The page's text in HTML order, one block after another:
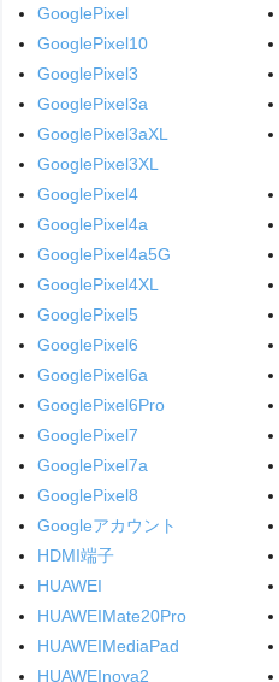
GooglePixel
GooglePixel10
GooglePixel3
GooglePixel3a
GooglePixel3aXL
GooglePixel3XL
GooglePixel4
GooglePixel4a
GooglePixel4a5G
GooglePixel4XL
GooglePixel5
GooglePixel6
GooglePixel6a
GooglePixel6Pro
GooglePixel7
GooglePixel7a
GooglePixel8
Googleアカウント
HDMI端子
HUAWEI
HUAWEIMate20Pro
HUAWEIMediaPad
HUAWEInova2